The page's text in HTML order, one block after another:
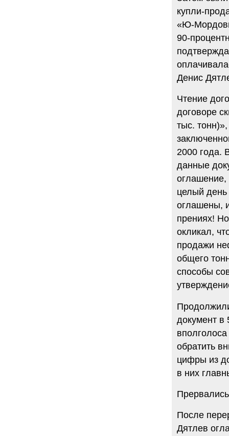
купли-
«Ю-
90-
Денис
Чтение
договоре
тыс.
2000 года.
данные
оглашение,
целый день
оглашены,
прениях!
окликал,
продажи
общего
способы
документ в
обратить
цифры из
в них
После
Дятлев